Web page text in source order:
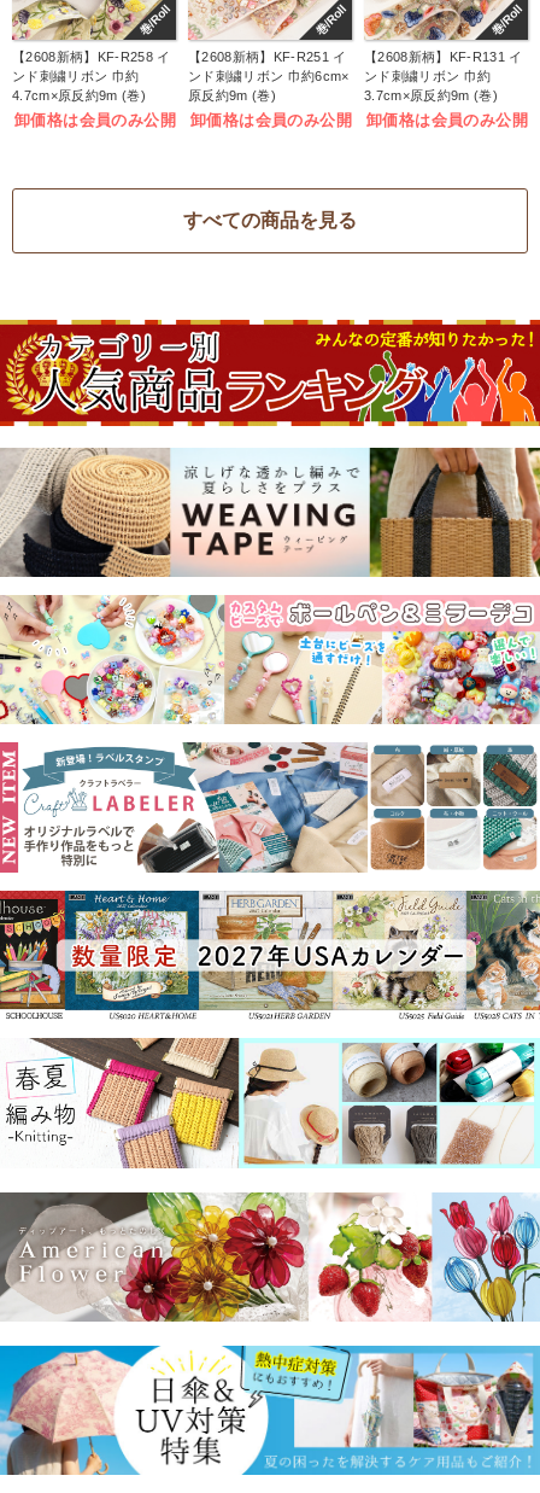
巻/Roll
【2608新柄】KF-R258 イ
ンド刺繍リボン 巾約
4.7cm×原反約9m (巻)
卸価格は会員のみ公開
巻/Roll
【2608新柄】KF-R251 イ
ンド刺繍リボン 巾約6cm×
原反約9m (巻)
卸価格は会員のみ公開
巻/Roll
【2608新柄】KF-R131 イ
ンド刺繍リボン 巾約
3.7cm×原反約9m (巻)
卸価格は会員のみ公開
すべての商品を見る